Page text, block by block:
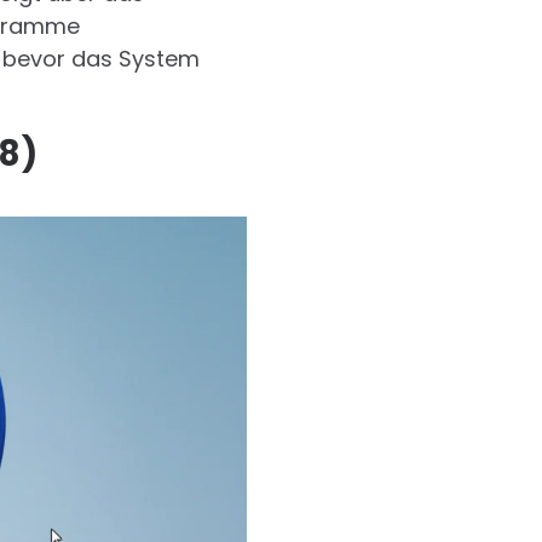
das System